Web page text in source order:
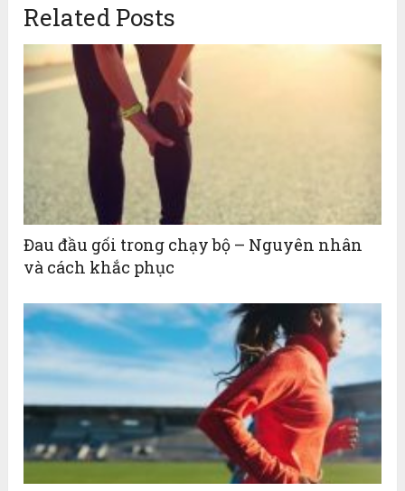
Related Posts
Đau đầu gối trong chạy bộ – Nguyên nhân
và cách khắc phục